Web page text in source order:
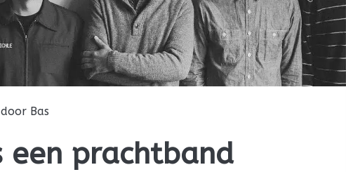
Bas
een prachtband